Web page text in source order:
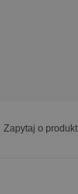
Zapytaj o produkt